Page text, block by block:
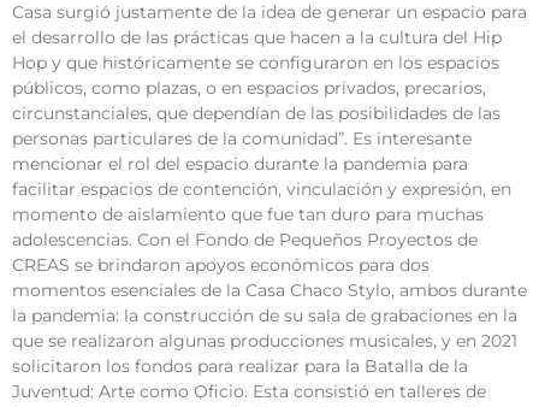
Casa surgió justamente de la idea de generar un espacio para
el desarrollo de las prácticas que hacen a la cultura del Hip
Hop y que históricamente se configuraron en los espacios
públicos, como plazas, o en espacios privados, precarios,
circunstanciales, que dependían de las posibilidades de las
personas particulares de la comunidad”. Es interesante
mencionar el rol del espacio durante la pandemia para
facilitar espacios de contención, vinculación y expresión, en
momento de aislamiento que fue tan duro para muchas
adolescencias. Con el Fondo de Pequeños Proyectos de
CREAS se brindaron apoyos económicos para dos
momentos esenciales de la Casa Chaco Stylo, ambos durante
la pandemia: la construcción de su sala de grabaciones en la
que se realizaron algunas producciones musicales, y en 2021
solicitaron los fondos para realizar para la Batalla de la
Juventud: Arte como Oficio. Esta consistió en talleres de